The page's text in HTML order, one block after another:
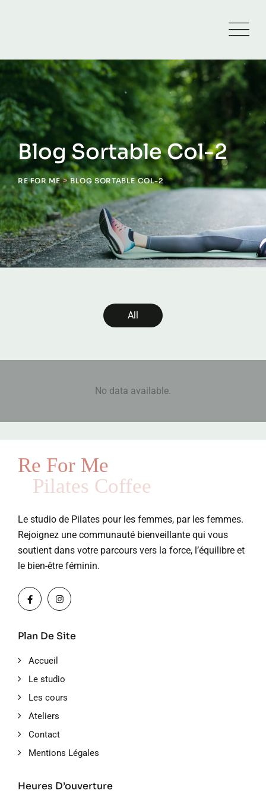
Blog Sortable Col-2
RE FOR ME>BLOG SORTABLE COL-2
All
No data available.
Re For Me
Pilates Coffee
Le studio de Pilates pour les femmes, par les femmes.
Rejoignez une communauté bienveillante qui vous
soutient dans votre parcours vers la force, l’équilibre et
le bien-être féminin.
Plan De Site
Accueil
Le studio
Les cours
Ateliers
Contact
Mentions Légales
Heures D’ouverture